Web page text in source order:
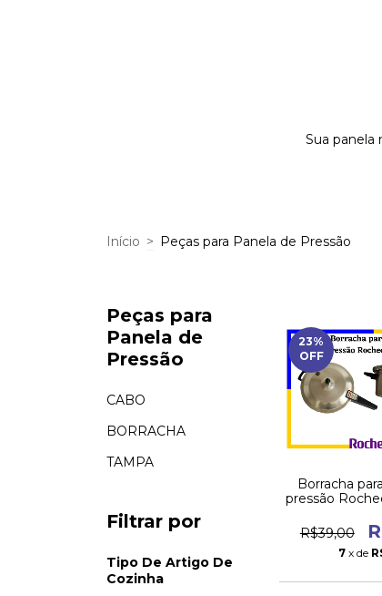
Sua panela
Início > Peças para Panela de Pressão
Peças para
Panela de
Pressão
CABO
BORRACHA
TAMPA
Filtrar por
Tipo De Artigo De
Cozinha
23%
OFF
Borracha
pressão
R$39,00
7 x de